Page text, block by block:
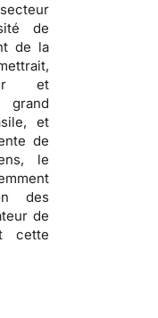
de
de la
et
, et
de
le
des
de
cette